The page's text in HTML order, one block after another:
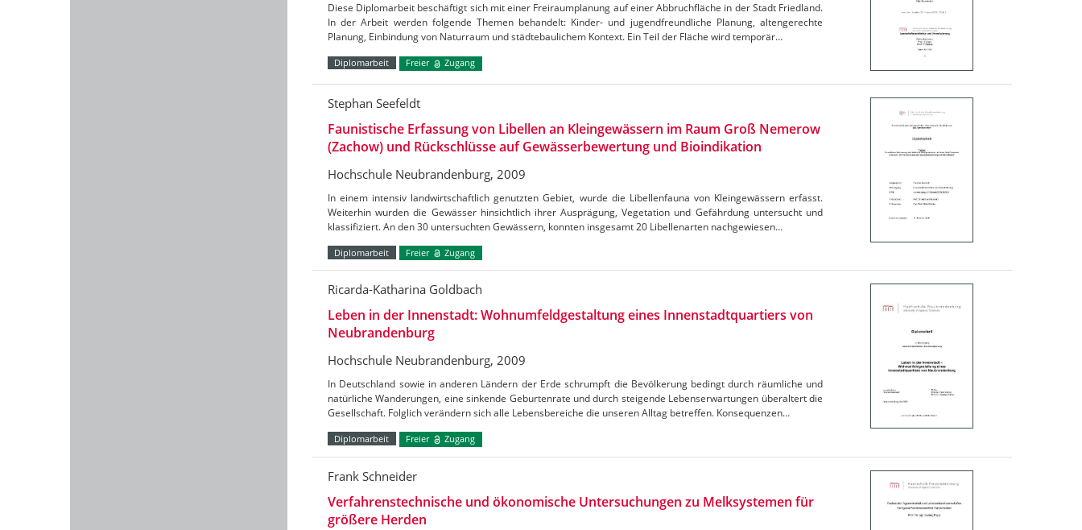
Diese Diplomarbeit beschäftigt sich mit einer Freiraumplanung auf einer Abbruchfläche in der Stadt Friedland.
In der Arbeit werden folgende Themen behandelt: Kinder- und jugendfreundliche Planung, altengerechte
Planung, Einbindung von Naturraum und städtebaulichem Kontext. Ein Teil der Fläche wird temporär…
Diplomarbeit Freier Zugang
Stephan Seefeldt
Faunistische Erfassung von Libellen an Kleingewässern im Raum Groß Nemerow
(Zachow) und Rückschlüsse auf Gewässerbewertung und Bioindikation
Hochschule Neubrandenburg, 2009
In einem intensiv landwirtschaftlich genutzten Gebiet, wurde die Libellenfauna von Kleingewässern erfasst.
Weiterhin wurden die Gewässer hinsichtlich ihrer Ausprägung, Vegetation und Gefährdung untersucht und
klassifiziert. An den 30 untersuchten Gewässern, konnten insgesamt 20 Libellenarten nachgewiesen…
Diplomarbeit Freier Zugang
Ricarda-Katharina Goldbach
Leben in der Innenstadt: Wohnumfeldgestaltung eines Innenstadtquartiers von
Neubrandenburg
Hochschule Neubrandenburg, 2009
In Deutschland sowie in anderen Ländern der Erde schrumpft die Bevölkerung bedingt durch räumliche und
natürliche Wanderungen, eine sinkende Geburtenrate und durch steigende Lebenserwartungen überaltert die
Gesellschaft. Folglich verändern sich alle Lebensbereiche die unseren Alltag betreffen. Konsequenzen…
Diplomarbeit Freier Zugang
Frank Schneider
Verfahrenstechnische und ökonomische Untersuchungen zu Melksystemen für
größere Herden